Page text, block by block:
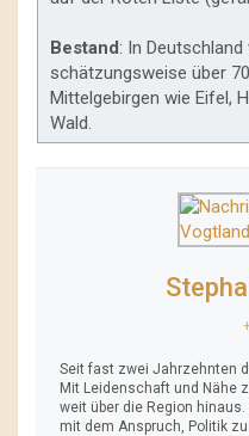
Bestand: In
schätzungsweise über
Mittelgebirgen wie Eifel,
Wald.
Seit fast zwei Jahrzehnten
Mit Leidenschaft und Nähe
weit über die Region
mit dem Anspruch, Politik